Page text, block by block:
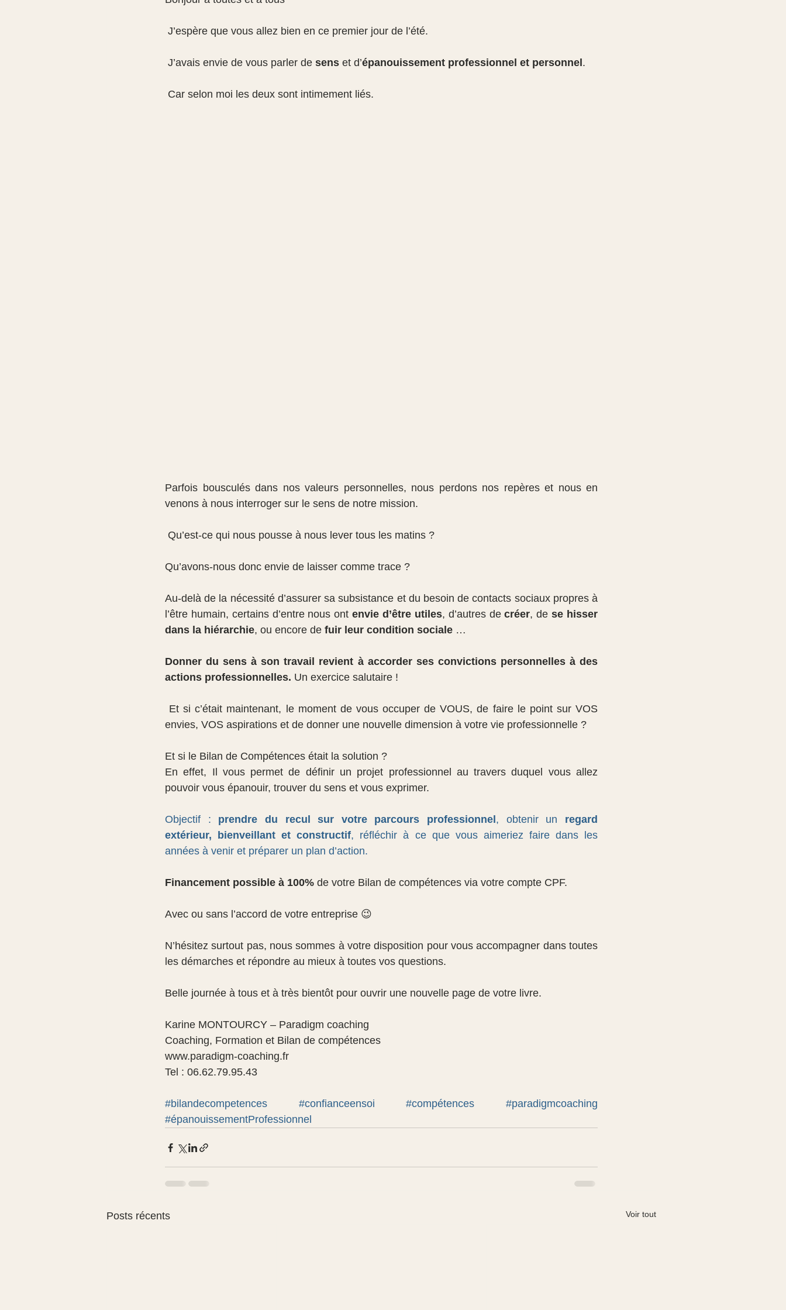
J’espère que vous allez bien en ce premier jour de l’été.
J’avais envie de vous parler de sens et d’épanouissement professionnel et personnel .
Car selon moi les deux sont intimement liés.
Parfois bousculés dans nos valeurs personnelles, nous perdons nos repères et nous en
venons à nous interroger sur le sens de notre mission.
Qu’est-ce qui nous pousse à nous lever tous les matins ?
Qu’avons-nous donc envie de laisser comme trace ?
Au-delà de la nécessité d’assurer sa subsistance et du besoin de contacts sociaux propres à
l’être humain, certains d’entre nous ont envie d’être utiles, d’autres de créer, de se hisser
dans la hiérarchie, ou encore de fuir leur condition sociale …
Donner du sens à son travail revient à accorder ses convictions personnelles à des
actions professionnelles. Un exercice salutaire !
envies, VOS aspirations et de donner une nouvelle dimension à votre vie professionnelle ?
Et si le Bilan de Compétences était la solution ?
En effet, Il vous permet de définir un projet professionnel au travers duquel vous allez
pouvoir vous épanouir, trouver du sens et vous exprimer.
Objectif : prendre du recul sur votre parcours professionnel , obtenir un regard
extérieur, bienveillant et constructif, réfléchir à ce que vous aimeriez faire dans les
années à venir et préparer un plan d’action.
Financement possible à 100% de votre Bilan de compétences via votre compte CPF.
Avec ou sans l’accord de votre entreprise 😉
N’hésitez surtout pas, nous sommes à votre disposition pour vous accompagner dans toutes
les démarches et répondre au mieux à toutes vos questions.
Belle journée à tous et à très bientôt pour ouvrir une nouvelle page de votre livre.
Karine MONTOURCY – Paradigm coaching
Coaching, Formation et Bilan de compétences
www.paradigm-coaching.fr
Tel : 06.62.79.95.43
#bilandecompetences #confianceensoi #compétences
#paradigmcoaching
#épanouissementProfessionnel
Posts récents Voir tout